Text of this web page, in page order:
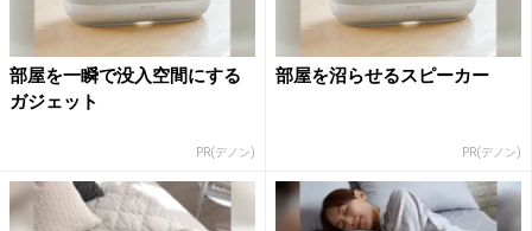
部屋を一瞬で没入空間にする
ガジェット
PR(デノン)
部屋を沼らせるスピーカー
PR(デノン)